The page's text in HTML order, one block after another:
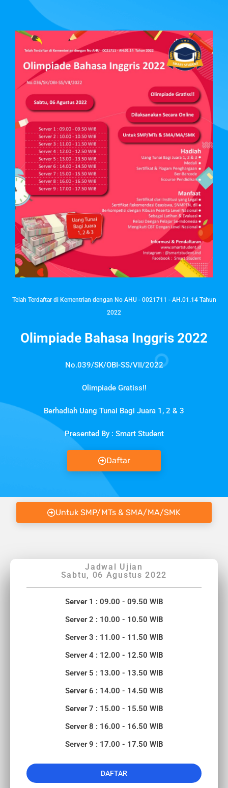
Telah Terdaftar di Kementrian dengan No AHU - 0021711 - AH.01.14 Tahun
2022
Olimpiade Bahasa Inggris 2022
No.039/SK/OBI-SS/VII/2022
Olimpiade Gratiss!!
Berhadiah Uang Tunai Bagi Juara 1, 2 & 3
Presented By : Smart Student
Daftar
Untuk SMP/MTs & SMA/MA/SMK
Jadwal Ujian
Sabtu, 06 Agustus 2022
Server 1 : 09.00 - 09.50 WIB
Server 2 : 10.00 - 10.50 WIB
Server 3 : 11.00 - 11.50 WIB
Server 4 : 12.00 - 12.50 WIB
Server 5 : 13.00 - 13.50 WIB
Server 6 : 14.00 - 14.50 WIB
Server 7 : 15.00 - 15.50 WIB
Server 8 : 16.00 - 16.50 WIB
Server 9 : 17.00 - 17.50 WIB
DAFTAR